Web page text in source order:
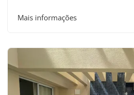
Mais informações